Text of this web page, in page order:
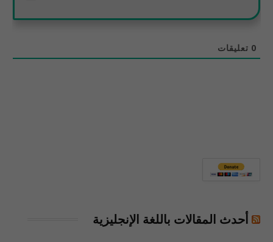
0 تعليقات
أحدث المقالات باللغة الإنجليزية